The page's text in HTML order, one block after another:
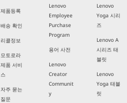
제품등록
배송 확인
리콜정보
모토로라
제품 서비
스
자주 묻는
질문
Lenovo
Employee
Purchase
Program
용어 사전
Lenovo
Creator
Communit
y
Lenovo
Yoga 시리
즈
Lenovo A
시리즈 태
블릿
Lenovo
Yoga 태블
릿